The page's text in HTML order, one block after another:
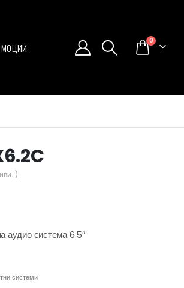
0
)
аудио система 6.5″
системи